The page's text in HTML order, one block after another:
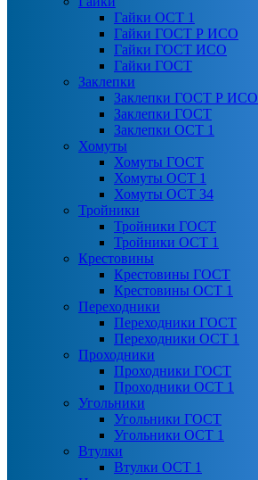
Гайки ОСТ 1
Гайки ГОСТ Р ИСО
Гайки ГОСТ ИСО
Гайки ГОСТ
Заклепки
Заклепки ГОСТ Р ИСО
Заклепки ГОСТ
Заклепки ОСТ 1
Хомуты
Хомуты ГОСТ
Хомуты ОСТ 1
Хомуты ОСТ 34
Тройники
Тройники ГОСТ
Тройники ОСТ 1
Крестовины
Крестовины ГОСТ
Крестовины ОСТ 1
Переходники
Переходники ГОСТ
Переходники ОСТ 1
Проходники
Проходники ГОСТ
Проходники ОСТ 1
Угольники
Угольники ГОСТ
Угольники ОСТ 1
Втулки
Втулки ОСТ 1